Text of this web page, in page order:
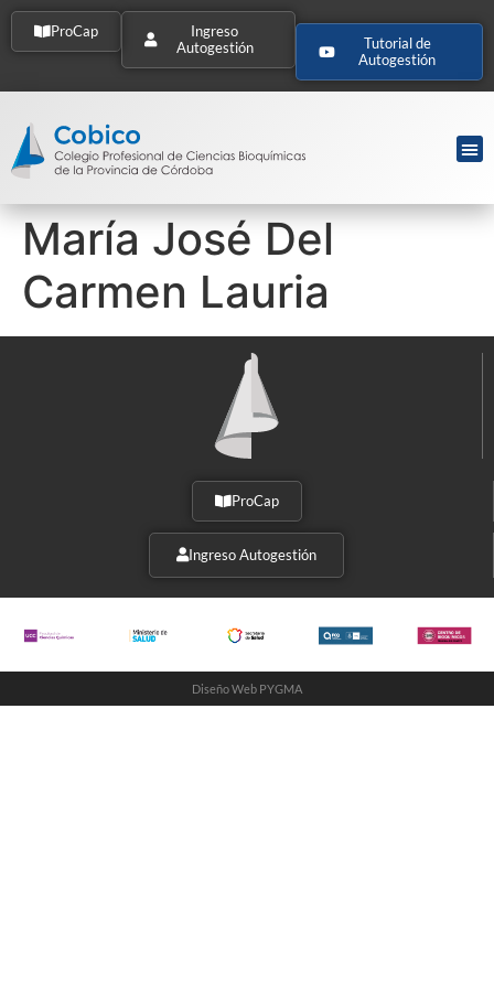
ProCap
Ingreso
Autogestión
Tutorial de
Autogestión
María José Del
Carmen Lauria
ProCap
Ingreso Autogestión
Diseño Web PYGMA